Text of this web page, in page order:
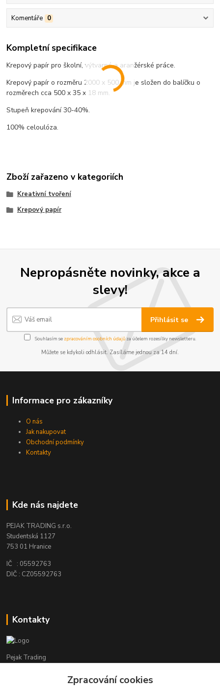
Komentáře 0
Kompletní specifikace
Krepový papír pro školní, výtvarné a aranžérské práce.
Krepový papír o rozměru 2000 x 500 mm je složen do balíčku o
rozměrech cca 500 x 35 x 18 mm.
Stupeň krepování 30-40%.
100% celoulóza.
Zboží zařazeno v kategoriích
Kreativní tvoření
Krepový papír
Nepropásněte novinky, akce a
slevy!
Přihlásit se
Souhlasím se zpracováním osobních údajůza účelem rozesílky newsletteru.
Můžete se kdykoli odhlásit. Zasíláme jednou za 14 dní.
Informace pro zákazníky
O nás
Jak nakupovat
Obchodní podmínky
Kontakty
Kde nás najdete
PEJAK TRADING s.r.o.
Studentská 1127
753 01 Hranice
IČ : 05592763
DIČ : CZ05592763
Kontakty
Pejak Trading
+ 420 724 280 132Zpracování cookies